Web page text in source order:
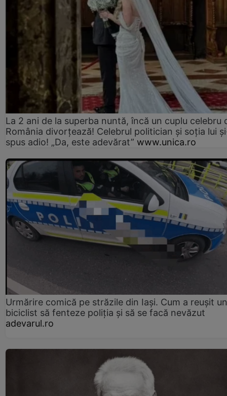
La 2 ani de la superba nuntă, încă un cuplu celebru
România divorțează! Celebrul politician și soția lui
spus adio! „Da, este adevărat” www.unica.ro
Urmărire comică pe străzile din Iași. Cum a reușit un
biciclist să fenteze poliția și să se facă nevăzut
adevarul.ro